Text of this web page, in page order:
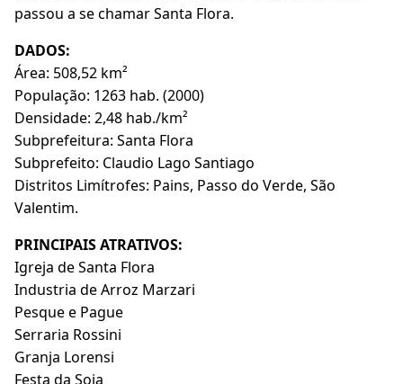
passou a se chamar Santa Flora.
DADOS:
Área: 508,52 km²
População: 1263 hab. (2000)
Densidade: 2,48 hab./km²
Subprefeitura: Santa Flora
Subprefeito: Claudio Lago Santiago
Distritos Limítrofes: Pains, Passo do Verde, São
Valentim.
PRINCIPAIS ATRATIVOS:
Igreja de Santa Flora
Industria de Arroz Marzari
Pesque e Pague
Serraria Rossini
Granja Lorensi
Festa da Soja